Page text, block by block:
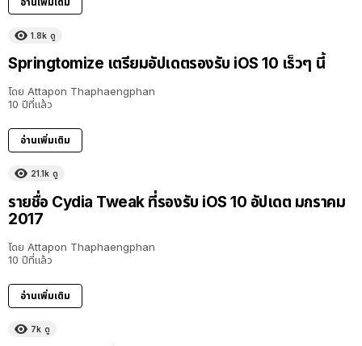
1.8k ดู
Springtomize เตรียมอัปเดตรองรับ iOS 10 เร็วๆ นี้
โดย Attapon Thaphaengphan
10 ปีที่แล้ว
อ่านเพิ่มเติม
21.1k ดู
รายชื่อ Cydia Tweak ที่รองรับ iOS 10 อัปเดต มกราคม
2017
โดย Attapon Thaphaengphan
10 ปีที่แล้ว
อ่านเพิ่มเติม
7k ดู